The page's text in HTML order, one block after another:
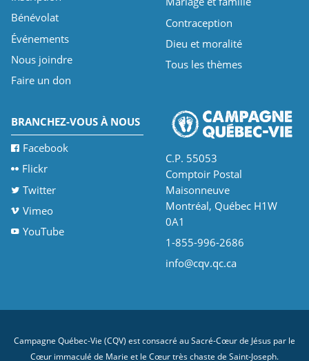
Bénévolat
Événements
Nous joindre
Faire un don
Contraception
Dieu et moralité
Tous les thèmes
BRANCHEZ-VOUS À NOUS
Facebook
Flickr
Twitter
Vimeo
YouTube
C.P. 55053
Comptoir Postal
Maisonneuve
Montréal, Québec H1W
0A1
1-855-996-2686
info@cqv.qc.ca
Campagne Québec-Vie (CQV) est consacré au Sacré-Cœur de Jésus par le
Cœur immaculé de Marie et le Cœur très chaste de Saint-Joseph.